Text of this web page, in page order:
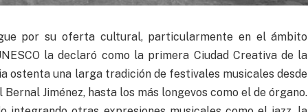
por su oferta cultural, particularmente en el ámbito
la declaró como la primera Ciudad Creativa de la
ostenta una larga tradición de festivales musicales desde
Jiménez, hasta los más longevos como el de órgano.